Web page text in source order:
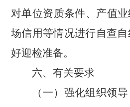
对单位资质条件、产值
场信用等情况进行自查
好迎检准备。
六、有关要求
（一）强化组织领